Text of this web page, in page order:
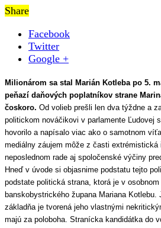
milionár
na
Slovensku
Share
Facebook
Twitter
Google +
Milionárom sa stal Marián Kotleba po 5.
peňazí daňových poplatníkov strane
čoskoro. Od volieb prešli len dva týždne a
politickom nováčikovi v parlamente Ľudovej
hovorilo a napísalo viac ako o samotnom
mediálny záujem môže z časti extrémistická
neposlednom rade aj spoločenské výčiny
Hneď v úvode si objasnime podstatu tejto
podstate politická strana, ktorá je v
banskobystrického župana Mariana
základňa je tvorená jeho vlastnými
majú za poloboha. Stranícka kandidátka do